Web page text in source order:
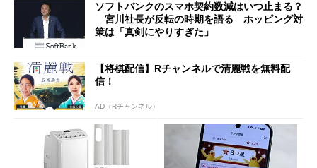
ソフトバンクのスマホ契約数減はいつ止まる？
宮川社長が反転の時期を語る ホッピング対
策は「真剣にやりすぎた」
【将棋配信】Rチャンネルで清麗戦を無料配
信！
AD（Rチャンネル）